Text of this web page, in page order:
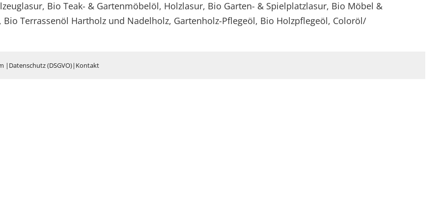
Bio Teak- & Gartenmöbelöl, Holzlasur, Bio Garten- & Spielplatzlasur, Bio Möbel &
Terrassenöl Hartholz und Nadelholz, Gartenholz-Pflegeöl, Bio Holzpflegeöl, Coloröl/
| Datenschutz (DSGVO)| Kontakt